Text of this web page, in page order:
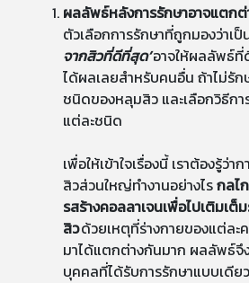
ผลลัพธ์หลังการรักษาอาจแตก
ตัวเลือกการรักษาที่ถูกมองว่าเป็
จากสิวที่ดีที่สุด’อาจให้ผลลัพธ์ที่
ได้ผลเลยสำหรับคนอื่น ถ้าไม่รัก
ชนิดของหลุมสิว และเลือกวิธีก
แต่ละชนิด
เพื่อให้เข้าใจเรื่องนี้ เราต้องรู้ว่
สิวส่วนใหญ่ทำงานอย่างไรกลไ
รสร้างคอลลาเจนเพื่อไปเติมเ
สิวด้วยเหตุที่ร่างกายของแต่ละ
มาได้แตกต่างกันมาก ผลลัพธ์จึ
บุคคลที่ได้รับการรักษาแบบเดีย